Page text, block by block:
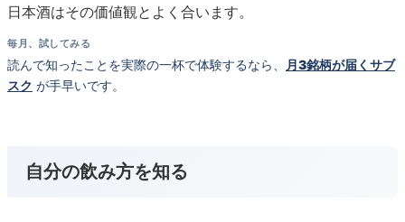
日本酒はその価値観とよく合います。
毎月、試してみる
読んで知ったことを実際の一杯で体験するなら、
月3銘柄が届くサブ
スク が手早いです。
自分の飲み方を知る